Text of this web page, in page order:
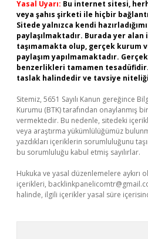
Yasal Uyarı: Bu internet sitesi,
veya şahıs şirketi ile hiçbir
Sitede yalnızca kendi
paylaşılmaktadır. Burada yer
taşımamakta olup, gerçek kurum
paylaşım yapılmamaktadır.
benzerlikleri tamamen
taslak halindedir ve tavsiye
Sitemiz, 5651 Sayılı Kanun gereğince
Kurumu (BTK) tarafından onaylanmış
vermektedir. Bu nedenle, sitedeki
veya araştırma yükümlülüğümüz
yazdıkları içeriklerin sorumluluğunu
bu sorumluluğu kabul etmiş sayılırlar.
Hukuka ve yasal düzenlemelere aykırı
içerikleri,
halinde, ilgili içerikler yasal süre